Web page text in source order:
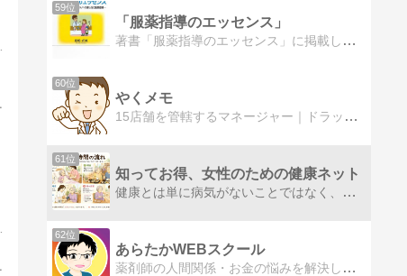
59位
「服薬指導のエッセンス」
著書「服薬指導のエッセンス」に掲載している表などについての追加情報をお知らせします。新薬の情報や、作成時に間に合わなかったり気付かなかったりした情報も更新します
60位
やくメモ
15店舗を管轄するマネージャー｜ドラッグストアから調剤薬局へ二度転職した経験を活かして、失敗しない転職方法を紹介｜調剤薬局業界の魅力や生き残る薬剤師像について解説
61位
知ってお得、女性のための健康ネット
健康とは単に病気がないことではなく、身体的健康、精神的健康、社会的に良好な状態の３つがうまく調和された状態と言われています。自己の健康を高めるためにはそれらを知って行動することが大切です。皆で一緒に、健康の高みを目指しましょう
62位
あらたかWEBスクール
薬剤師の人間関係・お金の悩みを解決します。